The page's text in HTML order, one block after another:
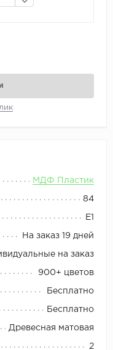
МДФ Пластик
84
E1
На заказ 19 дней
на заказ
900+ цветов
Бесплатно
Бесплатно
Древесная матовая
2